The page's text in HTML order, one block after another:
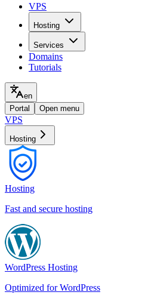
VPS
Hosting
Services
Domains
Tutorials
en
Portal
Open menu
VPS
Hosting
Hosting
Fast and secure hosting
WordPress Hosting
Optimized for WordPress